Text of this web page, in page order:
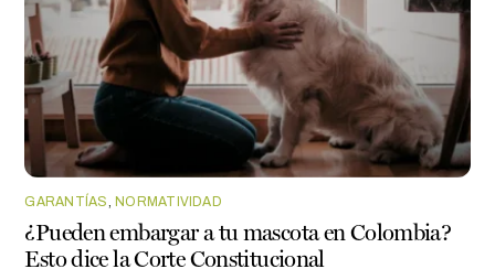
GARANTÍAS, NORMATIVIDAD
¿Pueden embargar a tu mascota en Colombia?
Esto dice la Corte Constitucional